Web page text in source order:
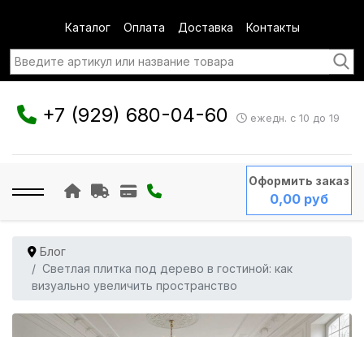
Каталог Оплата Доставка Контакты
+7 (929) 680-04-60 ежедн. с 10 до 19
Оформить заказ
0,00 руб
Блог
Светлая плитка под дерево в гостиной: как
визуально увеличить пространство